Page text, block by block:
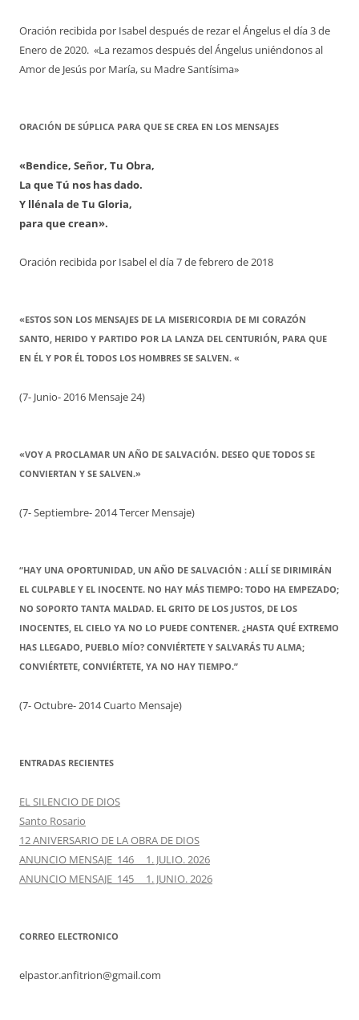
Oración recibida por Isabel después de rezar el Ángelus el día 3 de
Enero de 2020. «La rezamos después del Ángelus uniéndonos al
Amor de Jesús por María, su Madre Santísima»
ORACIÓN DE SÚPLICA PARA QUE SE CREA EN LOS MENSAJES
«Bendice, Señor, Tu Obra,
La que Tú nos has dado.
Y llénala de Tu Gloria,
para que crean».
Oración recibida por Isabel el día 7 de febrero de 2018
«ESTOS SON LOS MENSAJES DE LA MISERICORDIA DE MI CORAZÓN
SANTO, HERIDO Y PARTIDO POR LA LANZA DEL CENTURIÓN, PARA QUE
EN ÉL Y POR ÉL TODOS LOS HOMBRES SE SALVEN. «
(7- Junio- 2016 Mensaje 24)
«VOY A PROCLAMAR UN AÑO DE SALVACIÓN. DESEO QUE TODOS SE
CONVIERTAN Y SE SALVEN.»
(7- Septiembre- 2014 Tercer Mensaje)
“HAY UNA OPORTUNIDAD, UN AÑO DE SALVACIÓN : ALLÍ SE DIRIMIRÁN
EL CULPABLE Y EL INOCENTE. NO HAY MÁS TIEMPO: TODO HA EMPEZADO;
NO SOPORTO TANTA MALDAD. EL GRITO DE LOS JUSTOS, DE LOS
INOCENTES, EL CIELO YA NO LO PUEDE CONTENER. ¿HASTA QUÉ EXTREMO
HAS LLEGADO, PUEBLO MÍO? CONVIÉRTETE Y SALVARÁS TU ALMA;
CONVIÉRTETE, CONVIÉRTETE, YA NO HAY TIEMPO.”
(7- Octubre- 2014 Cuarto Mensaje)
ENTRADAS RECIENTES
EL SILENCIO DE DIOS
Santo Rosario
12 ANIVERSARIO DE LA OBRA DE DIOS
ANUNCIO MENSAJE 146 1. JULIO. 2026
ANUNCIO MENSAJE 145 1. JUNIO. 2026
CORREO ELECTRONICO
elpastor.anfitrion@gmail.com